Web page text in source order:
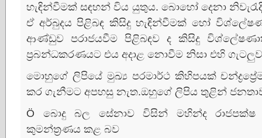
හැඳින්වීමක්‌ සඳහන් විය යුතුය. බොහෝ දෙනා
ඒ අර්බුදය පිළිබඳ කිසිදු හැඳින්වීමක්‌ හෝ
ආණ්‌ඩුව පරාජයවීම පිළිබඳව ද කිසිදු
ප්‍රබන්ධකරණයට එය අදාළ නොවීම නිසා එහි
මොහුගේ ලිපියේ මුඛ්‍ය පරමාර්ථ කිහිපයක්‌
කර ගැනීමට අපහසු නැත.ඔහුගේ ලිපිය තුළින්
Ö බොදු බල සේනාව විසින් මහින්ද රාජපක්‌ෂ
කුමන්ත්‍රණය කළ බව